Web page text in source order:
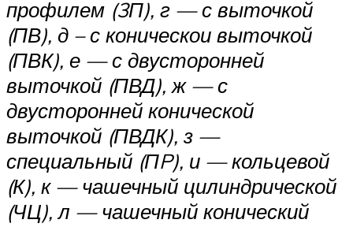
профилем (3П), г — с выточкой
(ПВ), д – с коническои выточкой
(ПВК), е — с двусторонней
выточкой (ПВД), ж — с
двусторонней конической
выточкой (ПВДК), з —
специальный (ПP), и — кольцевой
(К), к — чашечный цилиндрической
(ЧЦ), л — чашечный конический